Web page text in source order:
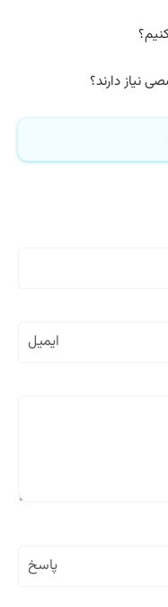
نیاز دارند؟